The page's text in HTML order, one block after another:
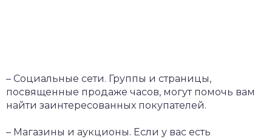
– Социальные сети. Группы и страницы,
посвященные продаже часов, могут помочь вам
найти заинтересованных покупателей.
– Магазины и аукционы. Если у вас есть